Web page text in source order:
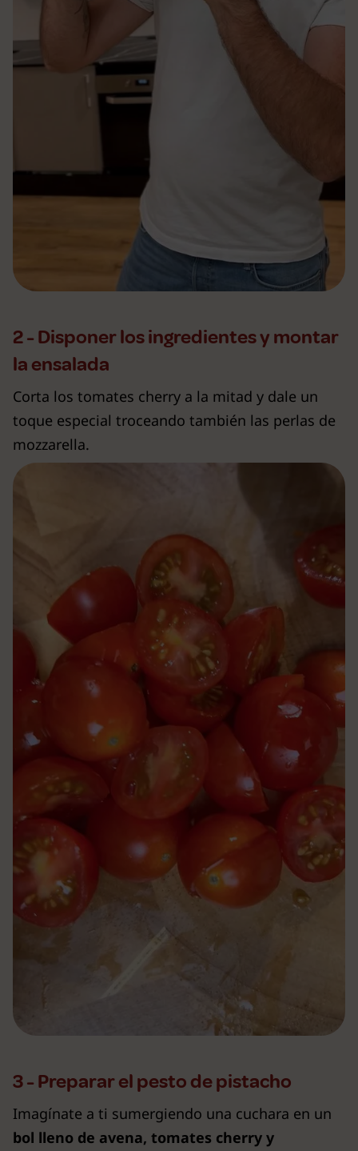
2 - Disponer los ingredientes y montar
la ensalada
Corta los tomates cherry a la mitad y dale un
toque especial troceando también las perlas de
mozzarella.
3 - Preparar el pesto de pistacho
Imagínate a ti sumergiendo una cuchara en un
bol lleno de avena, tomates cherry y